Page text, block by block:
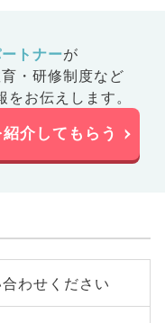
トナーが
・研修制度など
お伝えします。
介してもらう
わせください